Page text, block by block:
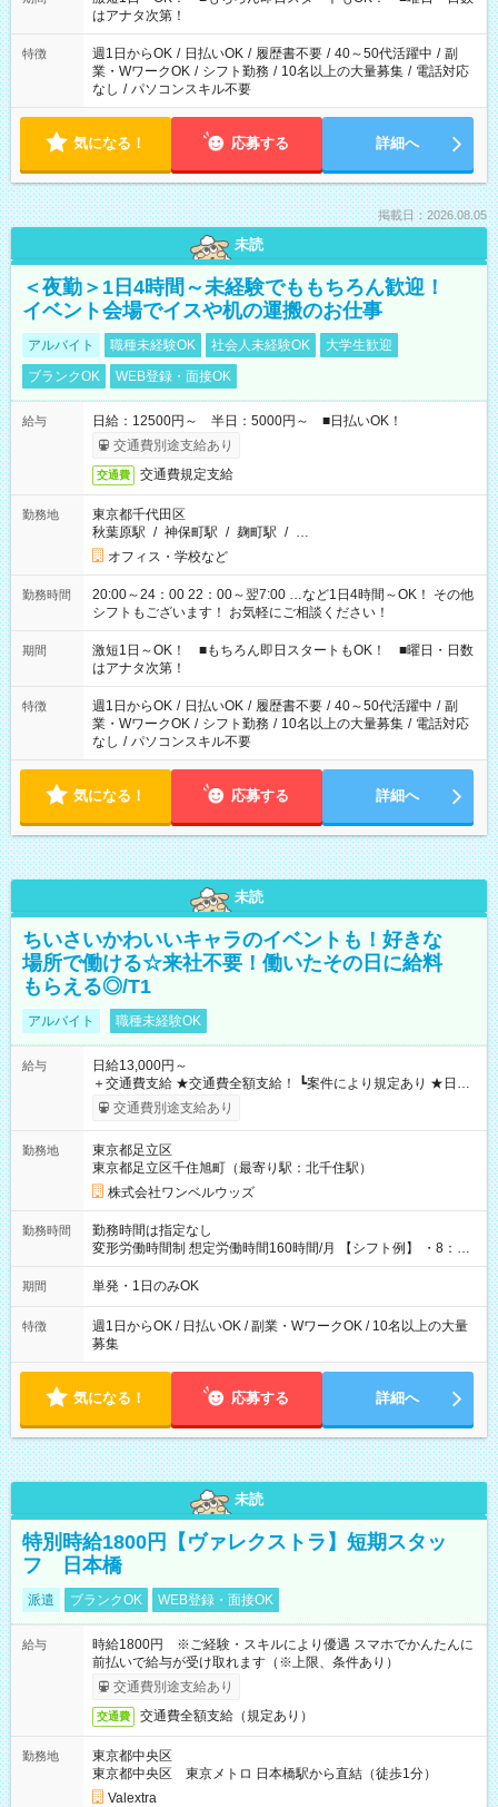
はアナタ次第！
特徴 週1日からOK / 日払いOK / 履歴書不要 / 40～50代活躍中 / 副
業・WワークOK / シフト勤務 / 10名以上の大量募集 / 電話対応
なし / パソコンスキル不要
気になる！ 応募する 詳細へ
掲載日：2026.08.05
未読
＜夜勤＞1日4時間～未経験でももちろん歓迎！
イベント会場でイスや机の運搬のお仕事
アルバイト 職種未経験OK 社会人未経験OK
大学生歓迎
ブランクOK
WEB登録・面接OK
給与
日給：12500円～ 半日：5000円～ ■日払いOK！
交通費別途支給あり
交通費 交通費規定支給
勤務地
東京都千代田区
秋葉原駅 / 神保町駅 / 麹町駅 / …
オフィス・学校など
勤務時間
20:00～24：00 22：00～翌7:00 …など1日4時間～OK！ その他
シフトもございます！ お気軽にご相談ください！
期間
激短1日～OK！ ■もちろん即日スタートもOK！ ■曜日・日数
はアナタ次第！
特徴 週1日からOK / 日払いOK / 履歴書不要 / 40～50代活躍中 / 副
業・WワークOK / シフト勤務 / 10名以上の大量募集 / 電話対応
なし / パソコンスキル不要
気になる！ 応募する 詳細へ
未読
ちいさいかわいいキャラのイベントも！好きな
場所で働ける☆来社不要！働いたその日に給料
もらえる◎/T1
アルバイト 職種未経験OK
給与
日給13,000円～
＋交通費支給 ★交通費全額支給！ ┗案件により規定あり ★日払
いOK！（規定あり） ┗働いたその日に現金GET♪ お仕事後はコ
ンビニATMから 日払い分を引き落とせます！ 【試用期間】試
交通費別途支給あり
勤務地
東京都足立区
東京都足立区千住旭町（最寄り駅：北千住駅）
株式会社ワンベルウッズ
勤務時間
勤務時間は指定なし
変形労働時間制 想定労働時間160時間/月 【シフト例】 ・8：00
～21：00
期間 単発・1日のみOK
特徴
週1日からOK / 日払いOK / 副業・WワークOK / 10名以上の大量
募集
気になる！ 応募する 詳細へ
未読
特別時給1800円【ヴァレクストラ】短期スタッ
フ 日本橋
派遣 ブランクOK WEB登録・面接OK
給与
時給1800円 ※ご経験・スキルにより優遇 スマホでかんたんに
前払いで給与が受け取れます（※上限、条件あり）
交通費別途支給あり
交通費 交通費全額支給（規定あり）
勤務地
東京都中央区
東京都中央区 東京メトロ 日本橋駅から直結（徒歩1分）
Valextra